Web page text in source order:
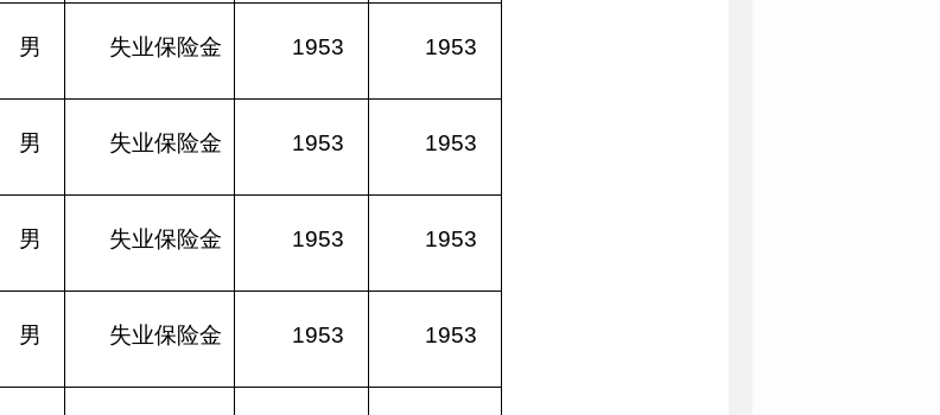
男 失业保险金 1953 1953
男 失业保险金 1953 1953
男 失业保险金 1953 1953
男 失业保险金 1953 1953